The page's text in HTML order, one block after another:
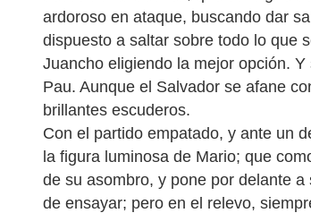
ardoroso en ataque, buscando dar
dispuesto a saltar sobre todo lo que
Juancho eligiendo la mejor opción.
Pau. Aunque el Salvador se afane
brillantes escuderos.
Con el partido empatado, y ante un
la figura luminosa de Mario; que
de su asombro, y pone por delante
de ensayar; pero en el relevo,